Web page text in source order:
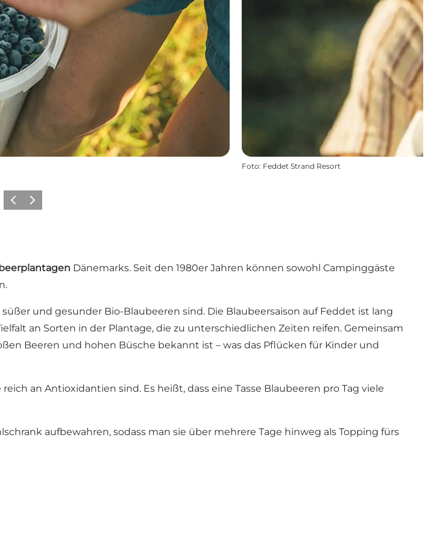
Foto: Feddet Strand Resort
ZurückWeiter
Dänemarks. Seit den 1980er Jahren können sowohl Campinggäste
süßer und gesunder Bio-Blaubeeren sind. Die Blaubeersaison auf Feddet ist lang
an Sorten in der Plantage, die zu unterschiedlichen Zeiten reifen. Gemeinsam
Beeren und hohen Büsche bekannt ist – was das Pflücken für Kinder und
reich an Antioxidantien sind. Es heißt, dass eine Tasse Blaubeeren pro Tag viele
aufbewahren, sodass man sie über mehrere Tage hinweg als Topping fürs